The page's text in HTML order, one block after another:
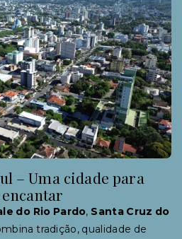
– Uma cidade para
do Rio Pardo, Santa Cruz do
tradição, qualidade de